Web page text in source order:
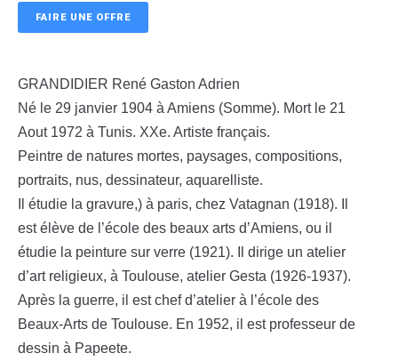
FAIRE UNE OFFRE
GRANDIDIER René Gaston Adrien
Né le 29 janvier 1904 à Amiens (Somme). Mort le 21
Aout 1972 à Tunis. XXe. Artiste français.
Peintre de natures mortes, paysages, compositions,
portraits, nus, dessinateur, aquarelliste.
Il étudie la gravure,) à paris, chez Vatagnan (1918). Il
est élève de l’école des beaux arts d’Amiens, ou il
étudie la peinture sur verre (1921). Il dirige un atelier
d’art religieux, à Toulouse, atelier Gesta (1926-1937).
Après la guerre, il est chef d’atelier à l’école des
Beaux-Arts de Toulouse. En 1952, il est professeur de
dessin à Papeete.